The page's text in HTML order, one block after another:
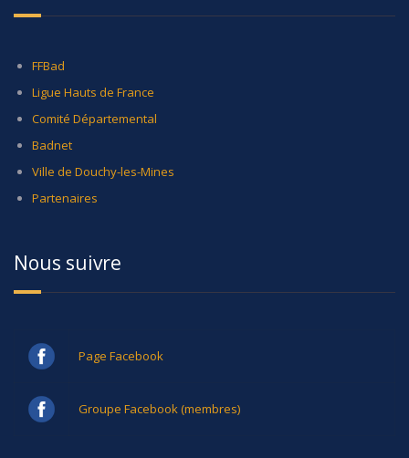
FFBad
Ligue Hauts de France
Comité Départemental
Badnet
Ville de Douchy-les-Mines
Partenaires
Nous suivre
Page Facebook
Groupe Facebook (membres)